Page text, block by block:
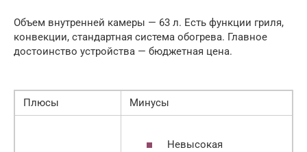
Объем внутренней камеры — 63 л. Есть функции гриля,
конвекции, стандартная система обогрева. Главное
достоинство устройства — бюджетная цена.
Плюсы Минусы
Невысокая